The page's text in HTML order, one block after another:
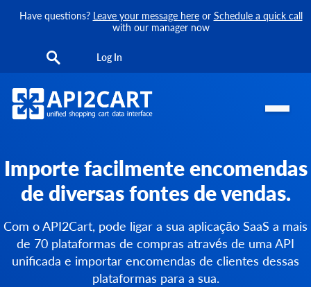
Have questions? Leave your message hereor Schedule a quick call
with our manager now
Log In
Importe facilmente encomendas
de diversas fontes de vendas.
Com o API2Cart, pode ligar a sua aplicação SaaS a mais
de 70 plataformas de compras através de uma API
unificada e importar encomendas de clientes dessas
plataformas para a sua.